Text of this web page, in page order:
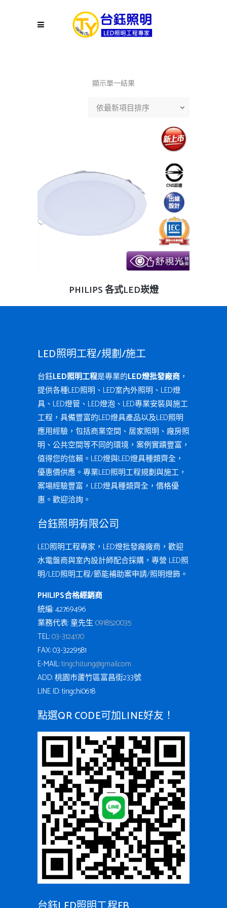
顯示單一結果
依最新項目排序
查看內容
PHILIPS 各式LED崁燈
LED照明工程/規劃/施工
台鈺LED照明工程是專業的LED燈批發廠商 ，
提供各種LED照明、LED室內外照明、LED燈
具、LED燈管、LED燈泡、LED專業安裝與施工
工程，具備豐富的LED燈具產品以及LED照明
應用經驗，包括商業空間、居家照明、廠房照
明、公共空間等不同的環境，案例實蹟豐富，
值得您的信賴。LED燈與LED燈具種類齊全，
優惠價供應。專業LED照明工程規劃與施工，
案場經驗豐富，LED燈具種類齊全，價格優
惠。歡迎洽詢。
台鈺照明有限公司
LED照明工程專家，LED燈批發廠廠商，歡迎
水電盤商與室內設計師配合採購，專營 LED照
明/LED照明工程/節能補助案申請/照明燈飾。
PHILIPS合格經銷商
統編: 42769496
業務代表: 童先生0918520035
TEL:03-3124170
FAX: 03-3229581
E-MAIL:tingchi.tung@gmail.com
ADD: 桃園市蘆竹區富昌街233號
LINE ID: tingchi0618
點選QR CODE可加LINE好友！